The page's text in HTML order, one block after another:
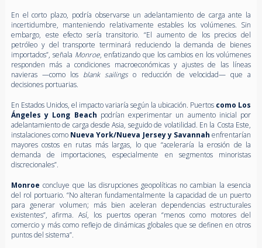
En el corto plazo, podría observarse un adelantamiento de carga ante la
incertidumbre, manteniendo relativamente estables los volúmenes. Sin
embargo, este efecto sería transitorio. “El aumento de los precios del
petróleo y del transporte terminará reduciendo la demanda de bienes
importados”, señala Monroe, enfatizando que los cambios en los volúmenes
responden más a condiciones macroeconómicas y ajustes de las líneas
navieras —como los blank sailings o reducción de velocidad— que a
decisiones portuarias.
En Estados Unidos, el impacto variaría según la ubicación. Puertos como Los
Ángeles y Long Beach podrían experimentar un aumento inicial por
adelantamiento de carga desde Asia, seguido de volatilidad. En la Costa Este,
instalaciones como Nueva York/Nueva Jersey y Savannah enfrentarían
mayores costos en rutas más largas, lo que “aceleraría la erosión de la
demanda de importaciones, especialmente en segmentos minoristas
discrecionales”.
Monroe concluye que las disrupciones geopolíticas no cambian la esencia
del rol portuario. “No alteran fundamentalmente la capacidad de un puerto
para generar volumen; más bien aceleran dependencias estructurales
existentes”, afirma. Así, los puertos operan “menos como motores del
comercio y más como reflejo de dinámicas globales que se definen en otros
puntos del sistema”.